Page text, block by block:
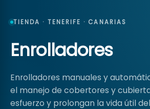
TIENDA · TENERIFE · CANARIAS
Enrolladores
Enrolladores manuales y
el manejo de cobertores y
esfuerzo y prolongan la vida útil